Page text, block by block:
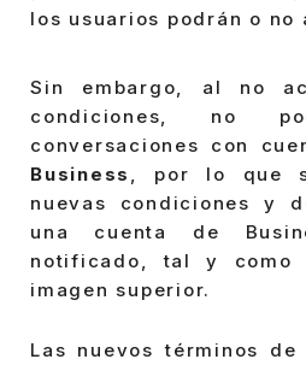
los usuarios podrán o no
Sin embargo, al no
condiciones, no
conversaciones con
Business , por lo que
nuevas condiciones y
una cuenta de
notificado, tal y como
imagen superior.
Las nuevos términos de